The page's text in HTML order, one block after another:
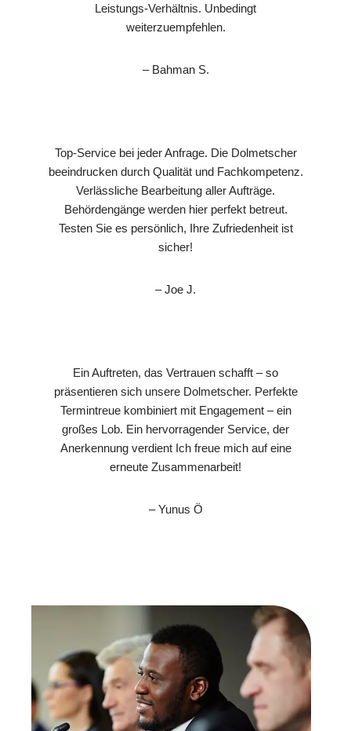
Leistungs-Verhältnis. Unbedingt
weiterzuempfehlen.
– Bahman S.
Top-Service bei jeder Anfrage. Die Dolmetscher
beeindrucken durch Qualität und Fachkompetenz.
Verlässliche Bearbeitung aller Aufträge.
Behördengänge werden hier perfekt betreut.
Testen Sie es persönlich, Ihre Zufriedenheit ist
sicher!
– Joe J.
Ein Auftreten, das Vertrauen schafft – so
präsentieren sich unsere Dolmetscher. Perfekte
Termintreue kombiniert mit Engagement – ein
großes Lob. Ein hervorragender Service, der
Anerkennung verdient Ich freue mich auf eine
erneute Zusammenarbeit!
– Yunus Ö